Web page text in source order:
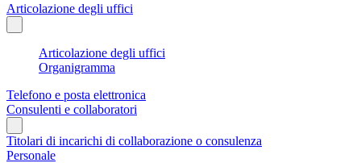
Articolazione degli uffici
Articolazione degli uffici
Organigramma
Telefono e posta elettronica
Consulenti e collaboratori
Titolari di incarichi di collaborazione o consulenza
Personale